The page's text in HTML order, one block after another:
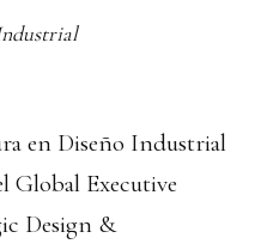
en Diseño Industrial
Global Executive
Design &